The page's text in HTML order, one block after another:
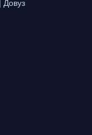
‎Довуз